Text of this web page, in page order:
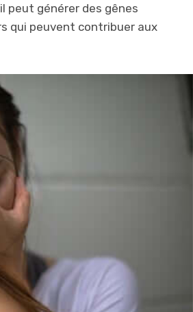
peut générer des gênes
qui peuvent contribuer aux